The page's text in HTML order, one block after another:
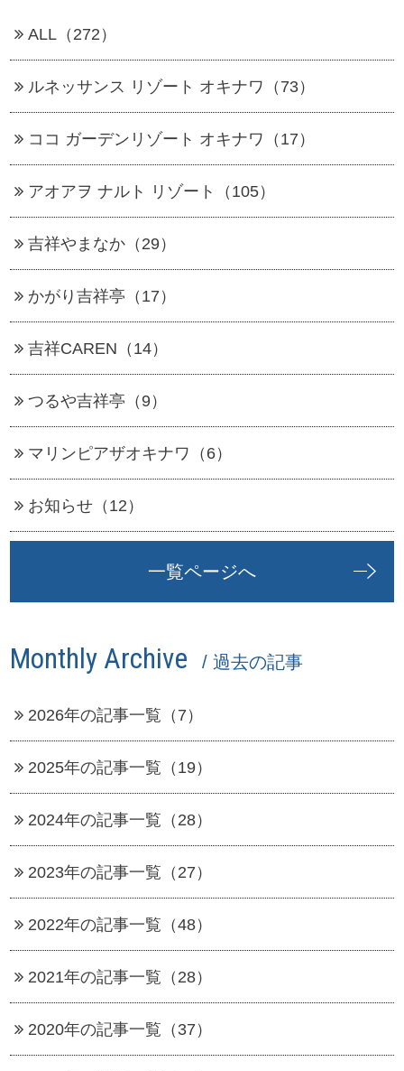
ALL（272）
ルネッサンス リゾート オキナワ（73）
ココ ガーデンリゾート オキナワ（17）
アオアヲ ナルト リゾート（105）
吉祥やまなか（29）
かがり吉祥亭（17）
吉祥CAREN（14）
つるや吉祥亭（9）
マリンピアザオキナワ（6）
お知らせ（12）
一覧ページへ
Monthly Archive / 過去の記事
2026年の記事一覧（7）
2025年の記事一覧（19）
2024年の記事一覧（28）
2023年の記事一覧（27）
2022年の記事一覧（48）
2021年の記事一覧（28）
2020年の記事一覧（37）